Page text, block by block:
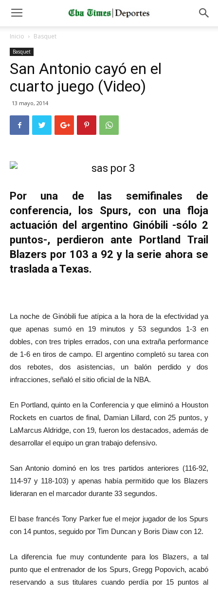
Inicio Basquet
Basquet
San Antonio cayó en el
cuarto juego (Video)
13 mayo, 2014
Por una de las semifinales de
conferencia, los Spurs, con una floja
actuación del argentino Ginóbili -sólo 2
puntos-, perdieron ante Portland Trail
Blazers por 103 a 92 y la serie ahora se
traslada a Texas.
La noche de Ginóbili fue atípica a la hora de la efectividad ya
que apenas sumó en 19 minutos y 53 segundos 1-3 en
dobles, con tres triples errados, con una extraña performance
de 1-6 en tiros de campo. El argentino completó su tarea con
dos rebotes, dos asistencias, un balón perdido y dos
infracciones, señaló el sitio oficial de la NBA.
En Portland, quinto en la Conferencia y que eliminó a Houston
Rockets en cuartos de final, Damian Lillard, con 25 puntos, y
LaMarcus Aldridge, con 19, fueron los destacados, además de
desarrollar el equipo un gran trabajo defensivo.
San Antonio dominó en los tres partidos anteriores (116-92,
114-97 y 118-103) y apenas había permitido que los Blazers
lideraran en el marcador durante 33 segundos.
El base francés Tony Parker fue el mejor jugador de los Spurs
con 14 puntos, seguido por Tim Duncan y Boris Diaw con 12.
La diferencia fue muy contundente para los Blazers, a tal
punto que el entrenador de los Spurs, Gregg Popovich, acabó
reservando a sus titulares cuando perdía por 15 puntos al